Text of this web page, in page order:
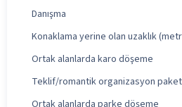
Danışma
Konaklama yerine olan uzaklık
Ortak alanlarda karo döşeme
Teklif/romantik organizasyon
Ortak alanlarda parke döşeme